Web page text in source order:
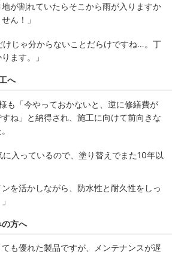
地が割れていたらそこから雨が入りますか
ん！」
けじゃ分からないことだらけですね…。丁
ます。」
へ
も「今やっておかないと、逆に修繕費が
ね」と納得され、施工に向けて前向きな
に入っているので、塗り替えでまた10年以
ンを活かしながら、防水性と耐久性をしっ
方へ
も優れた製品ですが、メンテナンスが遅